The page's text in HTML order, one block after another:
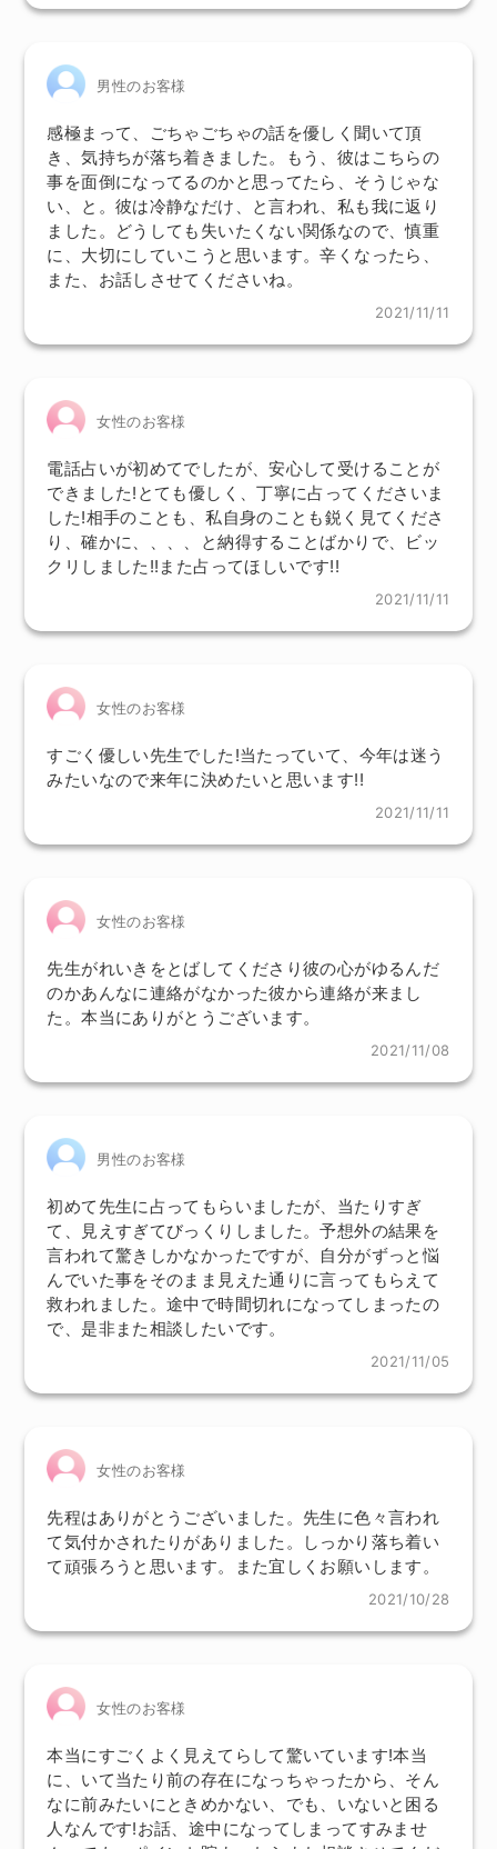
男性のお客様
感極まって、ごちゃごちゃの話を優しく聞いて頂
き、気持ちが落ち着きました。もう、彼はこちらの
事を面倒になってるのかと思ってたら、そうじゃな
い、と。彼は冷静なだけ、と言われ、私も我に返り
ました。どうしても失いたくない関係なので、慎重
に、大切にしていこうと思います。辛くなったら、
また、お話しさせてくださいね。
2021/11/11
女性のお客様
電話占いが初めてでしたが、安心して受けることが
できました!とても優しく、丁寧に占ってくださいま
した!相手のことも、私自身のことも鋭く見てくださ
り、確かに、、、、と納得することばかりで、ビッ
クリしました!!また占ってほしいです!!
2021/11/11
女性のお客様
すごく優しい先生でした!当たっていて、今年は迷う
みたいなので来年に決めたいと思います!!
2021/11/11
女性のお客様
先生がれいきをとばしてくださり彼の心がゆるんだ
のかあんなに連絡がなかった彼から連絡が来まし
た。本当にありがとうございます。
2021/11/08
男性のお客様
初めて先生に占ってもらいましたが、当たりすぎ
て、見えすぎてびっくりしました。予想外の結果を
言われて驚きしかなかったですが、自分がずっと悩
んでいた事をそのまま見えた通りに言ってもらえて
救われました。途中で時間切れになってしまったの
で、是非また相談したいです。
2021/11/05
女性のお客様
先程はありがとうございました。先生に色々言われ
て気付かされたりがありました。しっかり落ち着い
て頑張ろうと思います。また宜しくお願いします。
2021/10/28
女性のお客様
本当にすごくよく見えてらして驚いています!本当
に、いて当たり前の存在になっちゃったから、そん
なに前みたいにときめかない、でも、いないと困る
人なんです!お話、途中になってしまってすみませ